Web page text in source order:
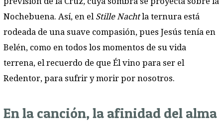
Nochebuena. Así, en el Stille Nachtla ternura está
rodeada de una suave compasión, pues Jesús tenía en
Belén, como en todos los momentos de su vida
terrena, el recuerdo de que Él vino para ser el
Redentor, para sufrir y morir por nosotros.
En la canción, la afinidad del alma